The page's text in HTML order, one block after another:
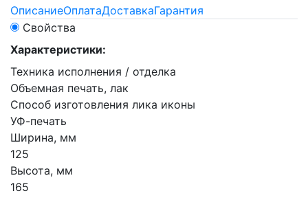
ОписаниеОплатаДоставкаГарантия
Свойства
Характеристики:
Техника исполнения / отделка
Объемная печать, лак
Способ изготовления лика иконы
УФ-печать
Ширина, мм
125
Высота, мм
165